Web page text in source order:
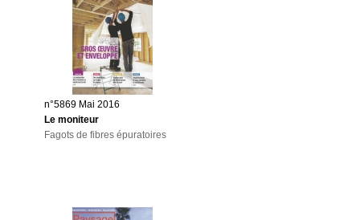
n°5869 Mai 2016
Le moniteur
Fagots de fibres épuratoires